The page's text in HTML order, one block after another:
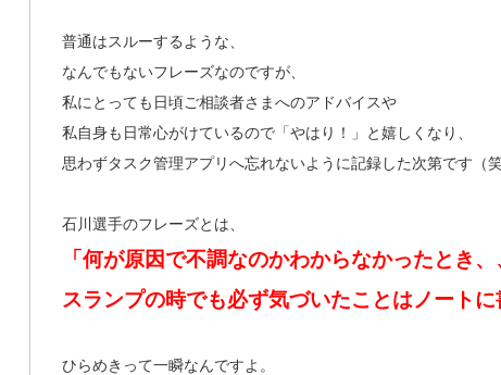
普通はスルーするような、
なんでもないフレーズなのですが、
私にとっても日頃ご相談者さまへのアドバイスや
私自身も日常心がけているので「やはり！」と嬉しくなり、
思わずタスク管理アプリへ忘れないように記録した次第です（
石川選手のフレーズとは、
「何が原因で不調なのかわからなかったとき
スランプの時でも必ず気づいたことはノート
ひらめきって一瞬なんですよ。